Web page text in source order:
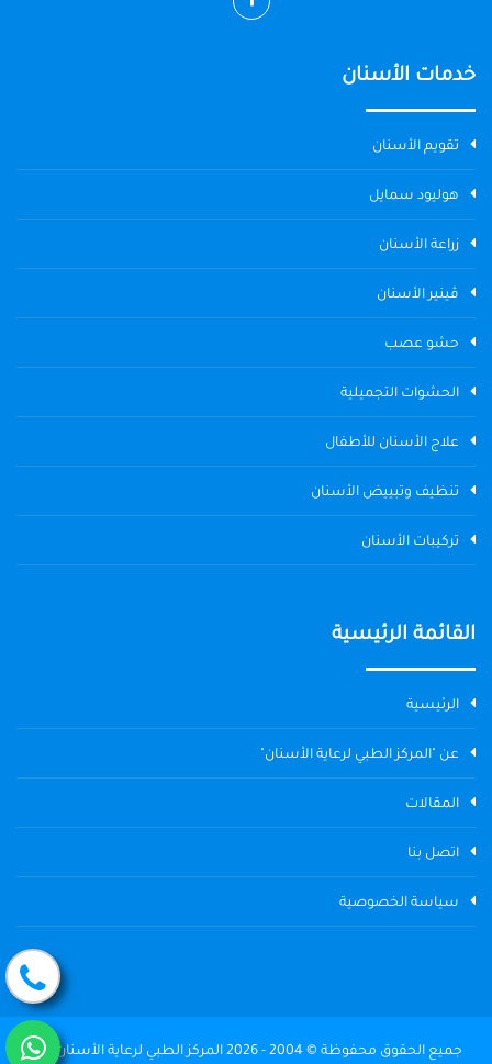
خدمات الأسنان
تقويم الأسنان
هوليود سمايل
زراعة الأسنان
ڤينير الأسنان
حشو عصب
الحشوات التجميلية
علاج الأسنان للأطفال
تنظيف وتبييض الأسنان
تركيبات الأسنان
القائمة الرئيسية
الرئيسية
عن "المركز الطبي لرعاية الأسنان"
المقالات
اتصل بنا
سياسة الخصوصية
جميع الحقوق محفوظة © 2004 - 2026 المركز الطبي لرعاية الأسنان The